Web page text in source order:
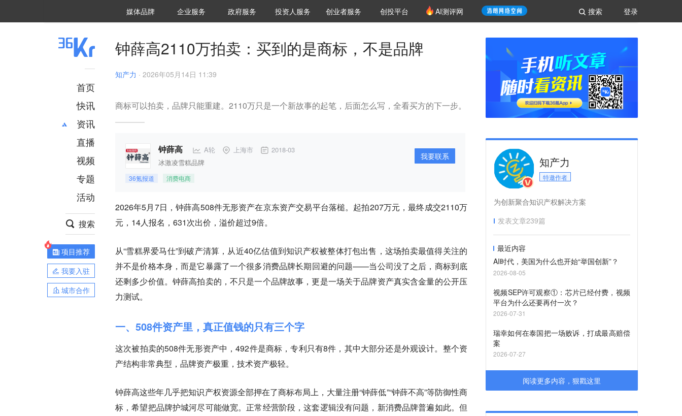
登录
搜索
媒体品牌 36Kr研究院
企业服务 城市之窗
政府服务 VClub投资机构库
投资机构职位推介
投资人服务 创投氪堂
创业者服务 创投平台 AI测评网
首页
快讯
资讯
推荐
财经
项目推荐
安徽
直播
视频
专题
活动
搜索
项目推荐
我要入驻
城市合作
钟薛高2110万拍卖：买到的是商标，不是品牌
知产力 · 2026年05月14日 11:39
商标可以拍卖，品牌只能重建。2110万只是一个新故事的起笔，后面怎么写，全看买方的下一步。
钟薛高 A轮 上海市 2018-03
冰激凌雪糕品牌
36氪报道 消费电商
我要联系
2026年5月7日，钟薛高508件无形资产在京东资产交易平台落槌。起拍207万元，最终成交2110万
元，14人报名，631次出价，溢价超过9倍。
从“雪糕界爱马仕”到破产清算，从近40亿估值到知识产权被整体打包出售，这场拍卖最值得关注的
并不是价格本身，而是它暴露了一个很多消费品牌长期回避的问题——当公司没了之后，商标到底
还剩多少价值。钟薛高拍卖的，不只是一个品牌故事，更是一场关于品牌资产真实含金量的公开压
力测试。
一、508件资产里，真正值钱的只有三个字
这次被拍卖的508件无形资产中，492件是商标，专利只有8件，其中大部分还是外观设计。整个资
产结构非常典型，品牌资产极重，技术资产极轻。
钟薛高这些年几乎把知识产权资源全部押在了商标布局上，大量注册“钟薛低”“钟薛不高”等防御性商
标，希望把品牌护城河尽可能做宽。正常经营阶段，这套逻辑没有问题，新消费品牌普遍如此。但
知产力
特邀作者
为创新聚合知识产权解决方案
发表文章239篇
最近内容
AI时代，美国为什么也开始“举国创新”？
2026-08-05
视频SEP许可观察①：芯片已经付费，视频
平台为什么还要再付一次？
2026-07-31
瑞幸如何在泰国把一场败诉，打成最高赔偿
案
2026-07-27
阅读更多内容，狠戳这里